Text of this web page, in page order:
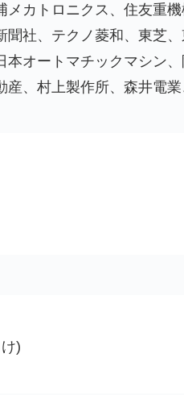
メカトロニクス、住友重
社、テクノ菱和、東芝
オートマチックマシン
、村上製作所、森井電
)